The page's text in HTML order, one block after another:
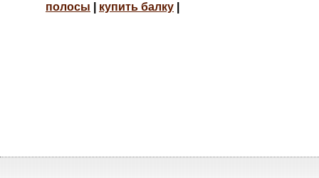
полосы
купить балку